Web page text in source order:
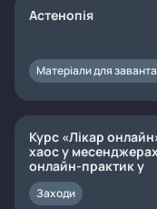
Астенопія
Матеріали для
Курс «Лікар
хаос у
онлайн-практик у
Заходи